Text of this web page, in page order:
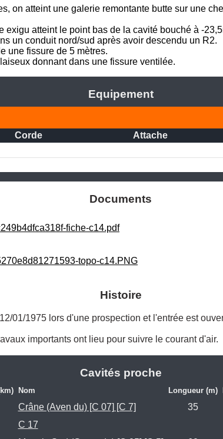
on atteint une galerie remontante butte sur une
exigu atteint le point bas de la cavité bouché à -
un conduit nord/sud après avoir descendu un R2.
une fissure de 5 mètres.
donnant dans une fissure ventilée.
Equipement
Corde Attache
Documents
fiche-c14.pdf
topo-c14.PNG
Histoire
01/1975 lors d'une prospection et l'entrée est
importants ont lieu pour suivre le courant d'air.
Cavités proche
Nom Longueur (m)
Crâne (Aven du) [C 07] [C 7] 35
C 17